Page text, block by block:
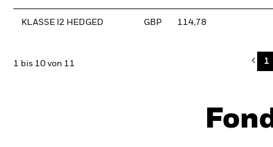
KLASSE I2 HEDGED GBP 114,78
1 bis 10 von 11 1